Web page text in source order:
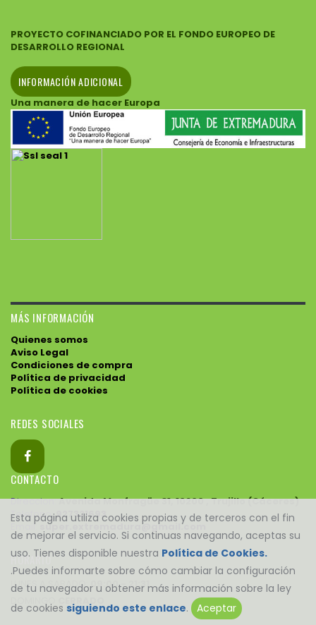
Esta página utiliza cookies propias y de terceros con el fin
de mejorar el servicio. Si continuas navegando, aceptas su
uso. Tienes disponible nuestra Política de Cookies.
.Puedes informarte sobre cómo cambiar la configuración
de tu navegador u obtener más información sobre la ley
de cookies siguiendo este enlace. Aceptar
PROYECTO COFINANCIADO POR EL FONDO EUROPEO DE
DESARROLLO REGIONAL
INFORMACIÓN ADICIONAL
Una manera de hacer Europa
MÁS INFORMACIÓN
Quienes somos
Aviso Legal
Condiciones de compra
Política de privacidad
Política de cookies
REDES SOCIALES
CONTACTO
Direccion:Avenida Monfragüe 31, 10200 , Trujillo (Cáceres)
Telefono: 927321693
Email:
super.extremadura@gmail.com
HORARIO
LUNES A SABADO:09:00 - 21:31
DOMINGO
CERRADO